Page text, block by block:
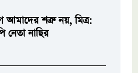
আমাদের শত্রু নয়, মিত্র:
নেতা নাছির